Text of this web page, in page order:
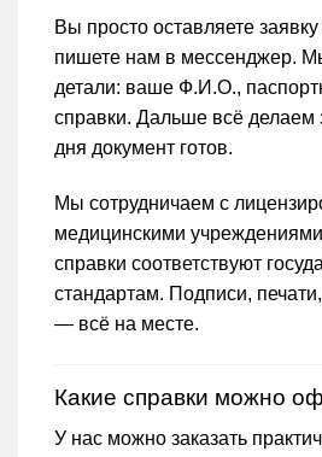
Вы просто оставляете
пишете нам в мессенджер.
детали: ваше Ф.И.О.,
справки. Дальше всё делаем
дня документ готов.
Мы сотрудничаем с
медицинскими
справки соответствуют
стандартам. Подписи,
— всё на месте.
Какие справки можно
У нас можно заказать